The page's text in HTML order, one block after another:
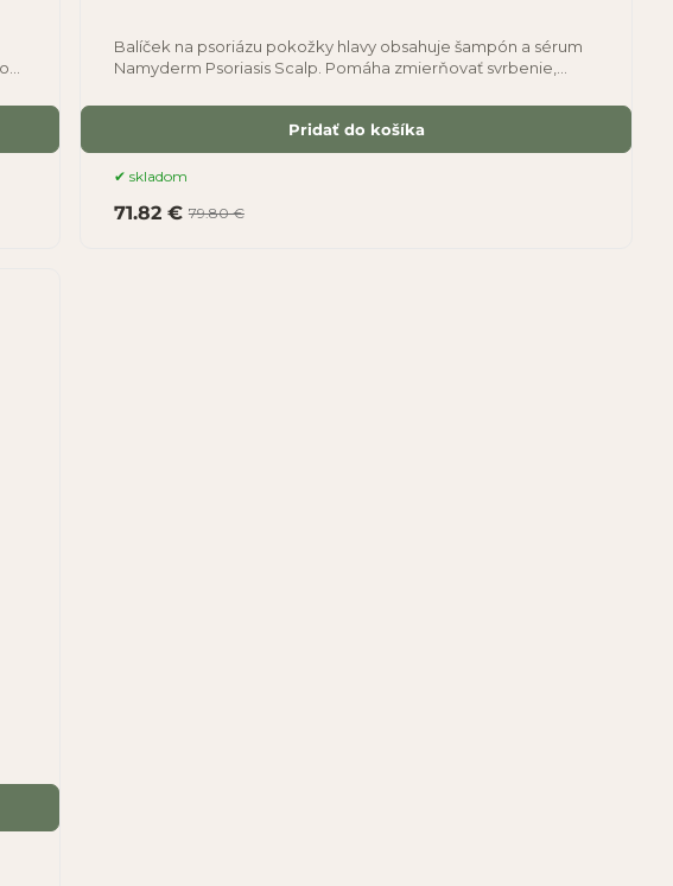
Balíček na psoriázu pokožky hlavy obsahuje šampón a sérum
Namyderm Psoriasis Scalp. Pomáha zmierňovať svrbenie,
skladom
71.82 € 79.80 €
Pridať do košíka